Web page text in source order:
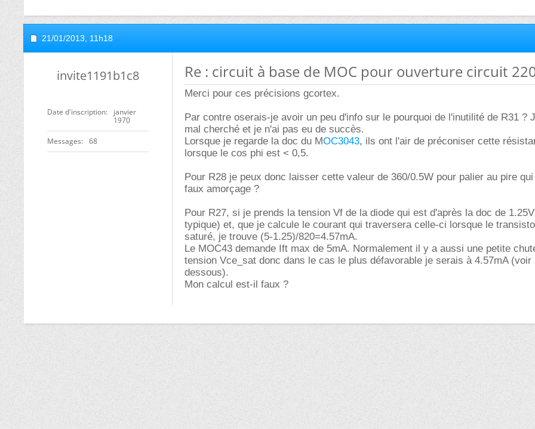
21/01/2013, 11h18
invite1191b1c8
Date d'inscription
janvier
1970
Messages 68
Re : circuit à base de MOC pour ouverture circuit
Merci pour ces précisions gcortex.
Par contre oserais-je avoir un peu d'info sur le pourquoi de l'inutilité de R31 ?
mal cherché et je n'ai pas eu de succès.
Lorsque je regarde la doc du MOC3043, ils ont l'air de préconiser cette
lorsque le cos phi est < 0,5.
Pour R28 je peux donc laisser cette valeur de 360/0.5W pour palier au pire
faux amorçage ?
Pour R27, si je prends la tension Vf de la diode qui est d'après la doc de
typique) et, que je calcule le courant qui traversera celle-ci lorsque le
saturé, je trouve (5-1.25)/820=4.57mA.
Le MOC43 demande Ift max de 5mA. Normalement il y a aussi une petite
tension Vce_sat donc dans le cas le plus défavorable je serais à 4.57mA (voir
dessous).
Mon calcul est-il faux ?